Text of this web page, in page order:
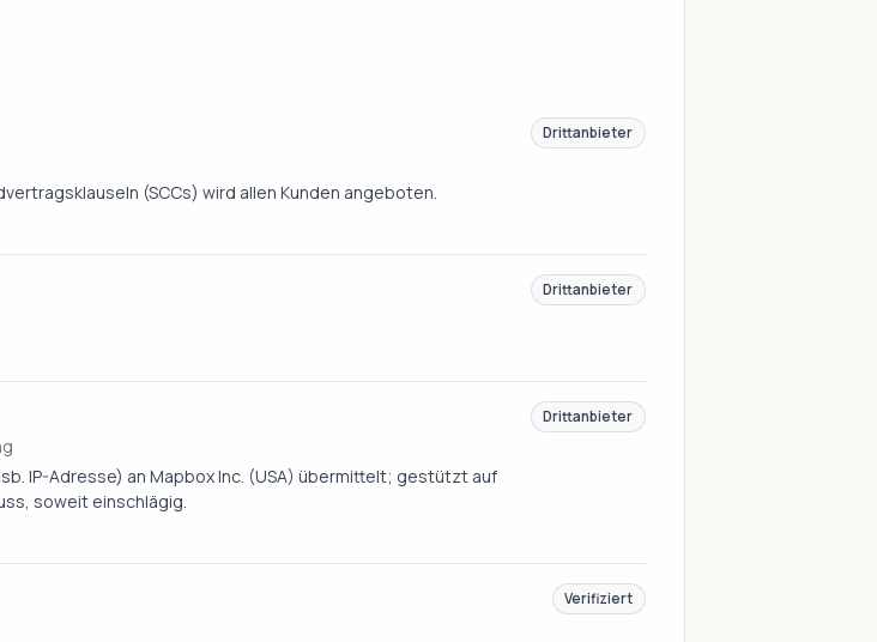
(SCCs) wird allen Kunden angeboten.
Drittanbieter
Drittanbieter
IP-Adresse) an Mapbox Inc. (USA) übermittelt; gestützt auf
soweit einschlägig.
Drittanbieter
Verifiziert